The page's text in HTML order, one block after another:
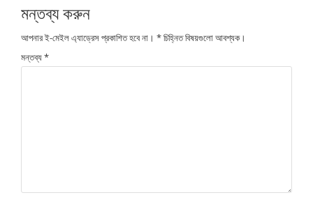
মন্তব্য করুন
আপনার ই-মেইল এ্যাড্রেস প্রকাশিত হবে না। *চিহ্নিত বিষয়গুলো আবশ্যক।
মন্তব্য*